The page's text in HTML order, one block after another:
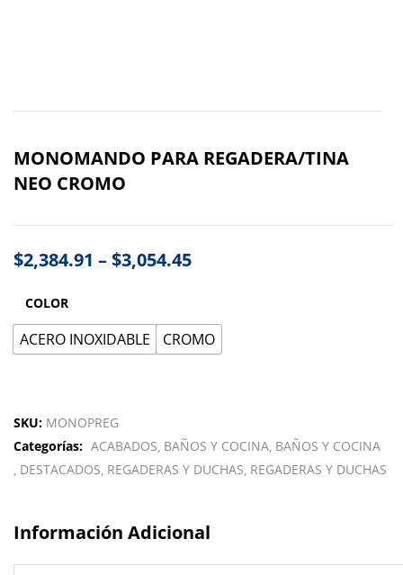
MONOMANDO PARA REGADERA/TINA
NEO CROMO
$2,384.91 –$3,054.45
COLOR
ACERO INOXIDABLE CROMO
SKU: MONOPREG
Categorías: ACABADOS BAÑOS Y COCINA BAÑOS Y COCINA
DESTACADOS REGADERAS Y DUCHAS REGADERAS Y DUCHAS
Información Adicional